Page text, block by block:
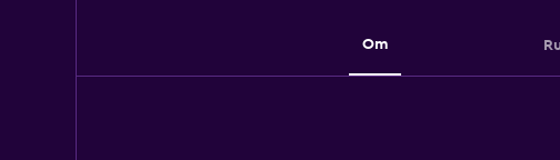
Om